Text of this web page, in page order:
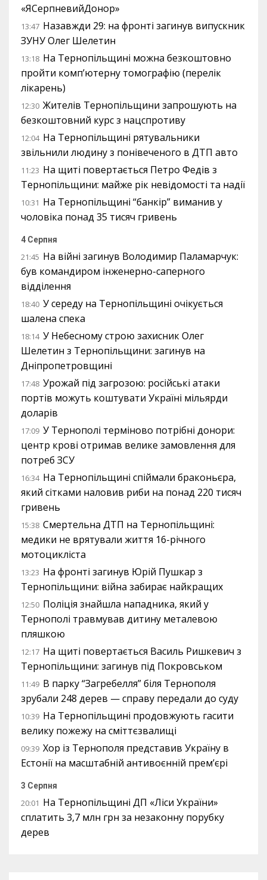
«ЯСерпневийДонор»
13:47 Назавжди 29: на фронті загинув випускник
ЗУНУ Олег Шелетин
13:18 На Тернопільщині можна безкоштовно
пройти комп’ютерну томографію (перелік
лікарень)
12:30 Жителів Тернопільщини запрошують на
безкоштовний курс з нацспротиву
12:04 На Тернопільщині рятувальники
звільнили людину з понівеченого в ДТП авто
11:23 На щиті повертається Петро Федів з
Тернопільщини: майже рік невідомості та надії
10:31 На Тернопільщині “банкір” виманив у
чоловіка понад 35 тисяч гривень
4 Серпня
21:45 На війні загинув Володимир Паламарчук:
був командиром інженерно-саперного
відділення
18:40 У середу на Тернопільщині очікується
шалена спека
18:14 У Небесному строю захисник Олег
Шелетин з Тернопільщини: загинув на
Дніпропетровщині
17:48 Урожай під загрозою: російські атаки
портів можуть коштувати Україні мільярди
доларів
17:09 У Тернополі терміново потрібні донори:
центр крові отримав велике замовлення для
потреб ЗСУ
16:34 На Тернопільщині спіймали браконьєра,
який сітками наловив риби на понад 220 тисяч
гривень
15:38 Смертельна ДТП на Тернопільщині:
медики не врятували життя 16-річного
мотоцикліста
13:23 На фронті загинув Юрій Пушкар з
Тернопільщини: війна забирає найкращих
12:50 Поліція знайшла нападника, який у
Тернополі травмував дитину металевою
пляшкою
12:17 На щиті повертається Василь Ришкевич з
Тернопільщини: загинув під Покровськом
11:49 В парку “Загребелля” біля Тернополя
зрубали 248 дерев — справу передали до суду
10:39 На Тернопільщині продовжують гасити
велику пожежу на сміттєзвалищі
09:39 Хор із Тернополя представив Україну в
Естонії на масштабній антивоєнній прем’єрі
3 Серпня
20:01 На Тернопільщині ДП «Ліси України»
сплатить 3,7 млн грн за незаконну порубку
дерев